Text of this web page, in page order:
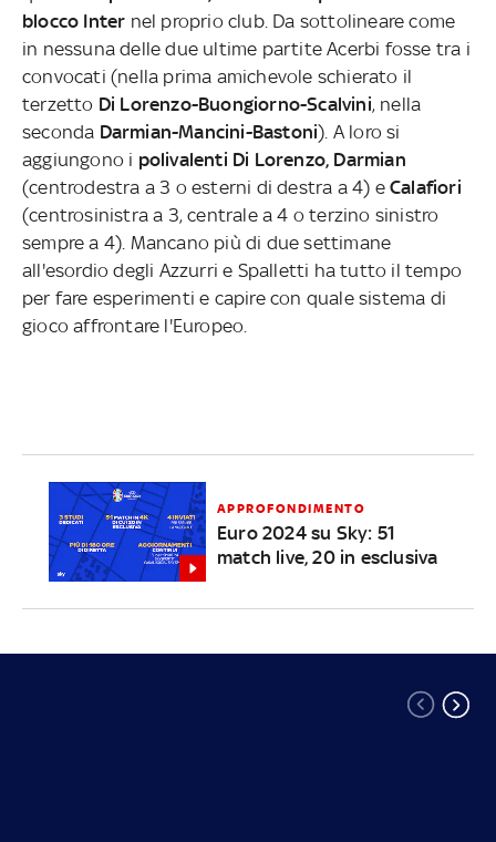
blocco Inter nel proprio club. Da sottolineare come
in nessuna delle due ultime partite Acerbi fosse tra i
convocati (nella prima amichevole schierato il
terzetto Di Lorenzo-Buongiorno-Scalvini, nella
seconda Darmian-Mancini-Bastoni). A loro si
aggiungono i polivalenti Di Lorenzo, Darmian
(centrodestra a 3 o esterni di destra a 4) e Calafiori
(centrosinistra a 3, centrale a 4 o terzino sinistro
sempre a 4). Mancano più di due settimane
all'esordio degli Azzurri e Spalletti ha tutto il tempo
per fare esperimenti e capire con quale sistema di
gioco affrontare l'Europeo.
APPROFONDIMENTO
Euro 2024 su Sky: 51
match live, 20 in esclusiva